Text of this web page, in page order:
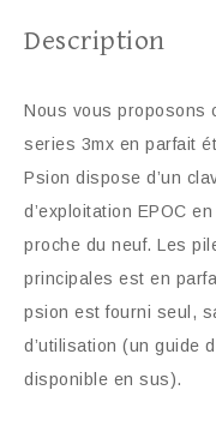
Description
Nous vous proposons
series 3mx en parfait
Psion dispose d’un
d’exploitation EPOC
proche du neuf. Les
principales est en
psion est fourni seul,
d’utilisation (un guide
disponible en sus).